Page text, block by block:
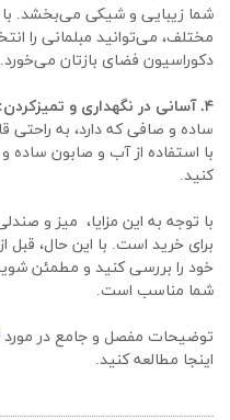
دکوراسیون فضای بازتان می‌خورد.
۴. آسانی در نگهداری و تمیزکردن:
کنید.
شما مناسب است.
توضیحات مفصل و جامع در مورد
اینجا مطالعه کنید.